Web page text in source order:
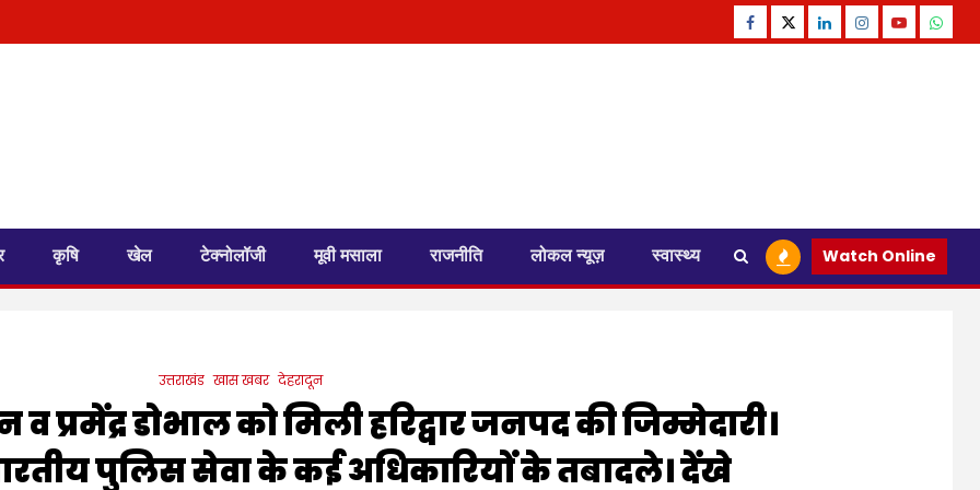
Facebook
TwitterLinkedinInstagram
Youtube
कृषि खेल टेक्नोलॉजी मूवी मसाला राजनीति लोकल न्यूज़ स्वास्थ्य Watch Online
उत्तराखंड खास खबर देहरादून
प्रमेंद्र डोभाल को मिली हरिद्वार जनपद की जिम्मेदारी।
पुलिस सेवा के कई अधिकारियों के तबादले। देंखे